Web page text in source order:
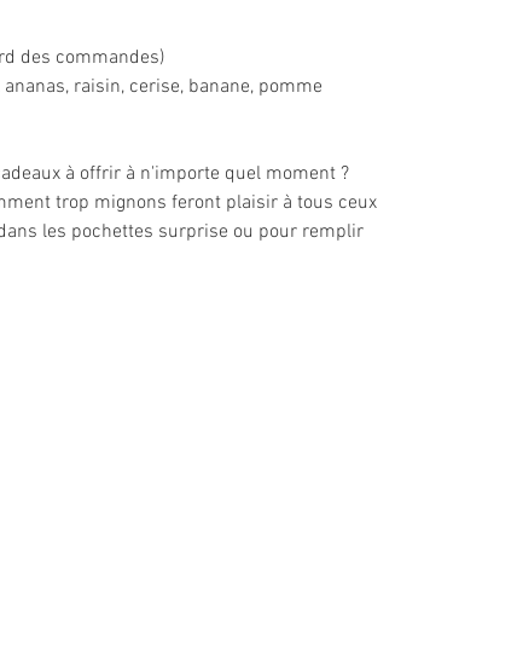
des commandes)
raisin, cerise, banane, pomme
à offrir à n'importe quel moment ?
trop mignons feront plaisir à tous ceux
les pochettes surprise ou pour remplir